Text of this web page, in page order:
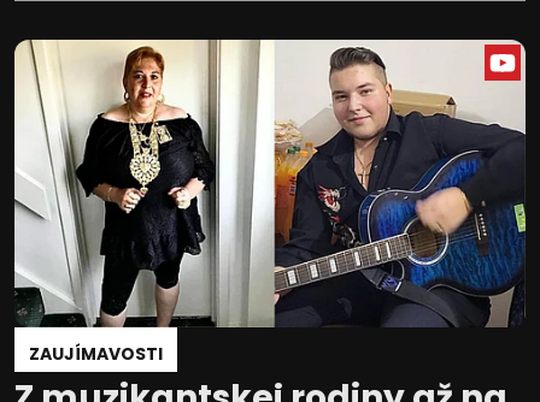
ZAUJÍMAVOSTI